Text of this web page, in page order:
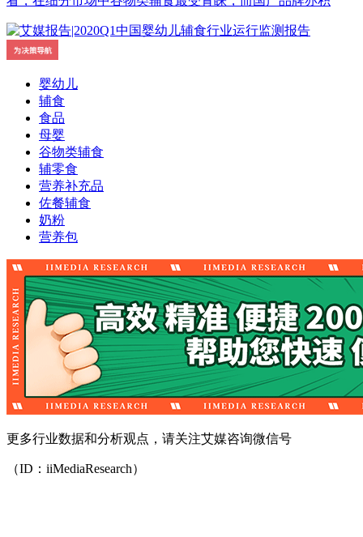
婴幼儿
辅食
食品
母婴
谷物类辅食
辅零食
营养补充品
佐餐辅食
奶粉
营养包
更多行业数据和分析观点，请关注艾媒咨询微信号
（ID：iiMediaResearch）